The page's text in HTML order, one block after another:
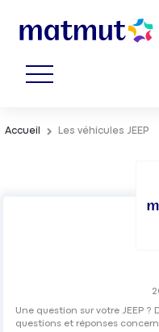
Accueil Les véhicules JEEP
Une question sur votre JEEP
questions et réponses